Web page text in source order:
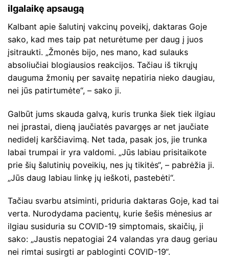
ilgalaikę apsaugą
Kalbant apie šalutinį vakcinų poveikį, daktaras Goje
sako, kad mes taip pat neturėtume per daug į juos
įsitraukti. „Žmonės bijo, nes mano, kad sulauks
absoliučiai blogiausios reakcijos. Tačiau iš tikrųjų
dauguma žmonių per savaitę nepatiria nieko daugiau,
nei jūs patirtumėte“, – sako ji.
Galbūt jums skauda galvą, kuris trunka šiek tiek ilgiau
nei įprastai, dieną jaučiatės pavargęs ar net jaučiate
nedidelį karščiavimą. Net tada, pasak jos, jie trunka
labai trumpai ir yra valdomi. „Jūs labiau prisitaikote
prie šių šalutinių poveikių, nes jų tikitės“, – pabrėžia ji.
„Jūs daug labiau linkę jų ieškoti, pastebėti“.
Tačiau svarbu atsiminti, priduria daktaras Goje, kad tai
verta. Nurodydama pacientų, kurie šešis mėnesius ar
ilgiau susiduria su COVID-19 simptomais, skaičių, ji
sako: „Jaustis nepatogiai 24 valandas yra daug geriau
nei rimtai susirgti ar pabloginti COVID-19“.